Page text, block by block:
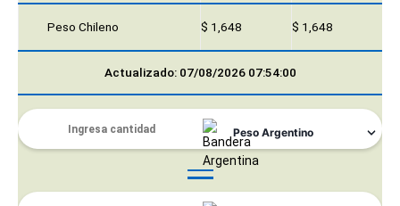
Peso Chileno $ 1,648 $ 1,648
Actualizado: 07/08/2026 07:54:00